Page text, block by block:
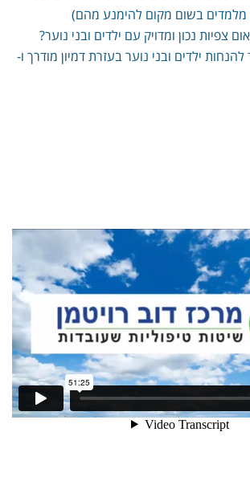
מלמדים בשום מקום להימנע מהם)
צפיות נכון ומדויק עם ילדים ובני נוער?
ילדים ובני נוער בעזרת דמיון מודרך ו-